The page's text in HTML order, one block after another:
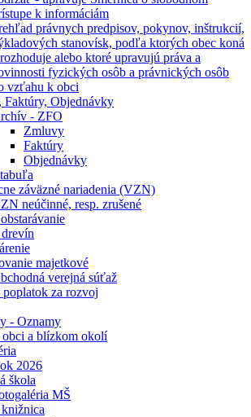
k informáciám
právnych predpisov, pokynov, inštrukcií,
stanovísk, podľa ktorých obec koná
alebo ktoré upravujú práva a
fyzických osôb a právnických osôb
vzťahu k obci
Faktúry, Objednávky
- ZFO
Zmluvy
Faktúry
Objednávky
záväzné nariadenia (VZN)
neúčinné, resp. zrušené
majetkové
verejná súťaž
za rozvoj
- Oznamy
a blízkom okolí
2026
škola
MŠ